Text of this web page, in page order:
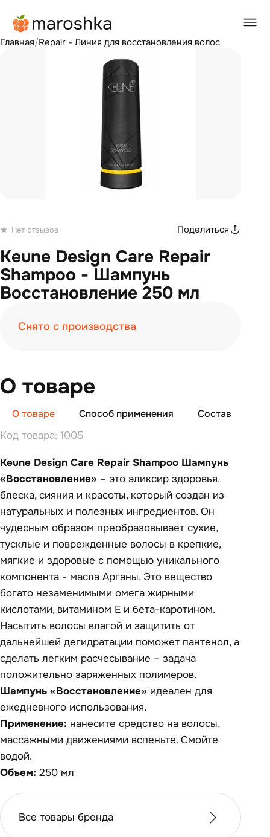
Главная/Repair - Линия для восстановления волос
Нет отзывов Поделиться
Keune Design Care Repair
Shampoo - Шампунь
Восстановление 250 мл
Снято с производства
О товаре
О товаре Способ применения Состав
Код товара: 1005
Keune Design Care Repair Shampoo Шампунь
«Восстановление» – это эликсир здоровья,
блеска, сияния и красоты, который создан из
натуральных и полезных ингредиентов. Он
чудесным образом преобразовывает сухие,
тусклые и поврежденные волосы в крепкие,
мягкие и здоровые с помощью уникального
компонента - масла Арганы. Это вещество
богато незаменимыми омега жирными
кислотами, витамином Е и бета-каротином.
Насытить волосы влагой и защитить от
дальнейшей дегидратации поможет пантенол, а
сделать легким расчесывание – задача
положительно заряженных полимеров.
Шампунь «Восстановление» идеален для
ежедневного использования.
Применение: нанесите средство на волосы,
массажными движениями вспеньте. Смойте
водой.
Объем: 250 мл
Все товары бренда